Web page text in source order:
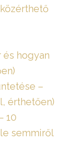
hogyan
–
érthetően)
10
semmiről